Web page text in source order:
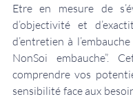
Etre en mesure de
d’objectivité et
d’entretien à
NonSoi embauche”.
comprendre vos
sensibilité face aux